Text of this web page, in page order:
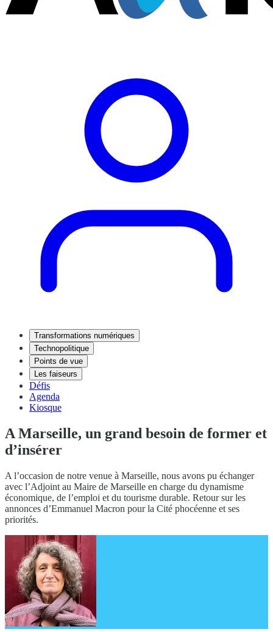
Transformations numériques
Technopolitique
Points de vue
Les faiseurs
Défis
Agenda
Kiosque
A Marseille, un grand besoin de former et
d’insérer
A l’occasion de notre venue à Marseille, nous avons pu échanger
avec l’Adjoint au Maire de Marseille en charge du dynamisme
économique, de l’emploi et du tourisme durable. Retour sur les
annonces d’Emmanuel Macron pour la Cité phocéenne et ses
priorités.